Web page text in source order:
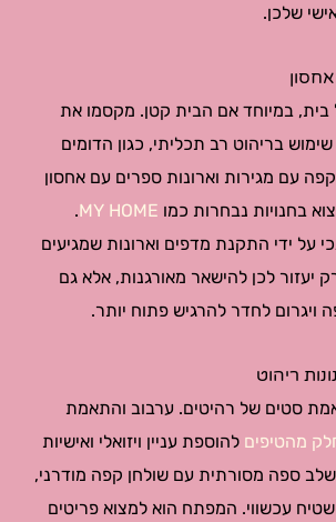
שלכן.
בית, במיוחד אם הבית קטן. מקסמו את
בריהוט רב תכליתי, כגון הדומים
עם מגירות וארונות ספרים עם אחסון
בחנויות נבחרות כמו MY HOME
.
על ידי התקנת מדפים וארונות שמגיעים
לכן להישאר מאורגנות, אלא גם
ויגרום לחדר להרגיש פתוח יותר.
ריהוט
סטים של רהיטים. ערבוב והתאמת
מהטיפים להוספת עניין ויזואלי ואישיות
ספה מסורתית עם שולחן קפה מודרני,
עכשווי. המפתח הוא למצוא פריטים